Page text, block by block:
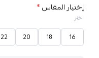
إختيار المقاس*
اختر
16
18
20
22